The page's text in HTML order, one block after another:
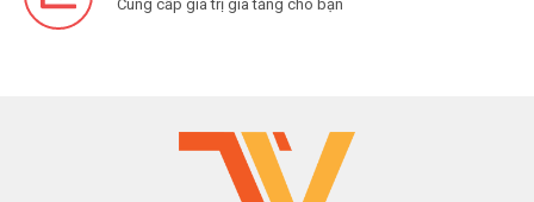
Cung cấp giá trị gia tăng cho bạn